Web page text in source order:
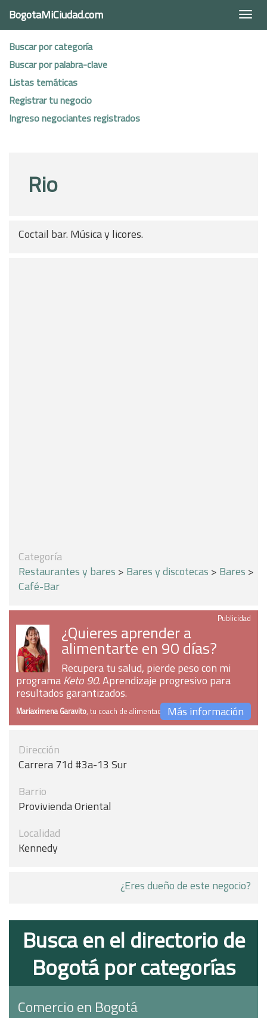
BogotaMiCiudad.com
Buscar por categoría
Buscar por palabra-clave
Listas temáticas
Registrar tu negocio
Ingreso negociantes registrados
Rio
Coctail bar. Música y licores.
Categoría
Restaurantes y bares > Bares y discotecas > Bares >
Café-Bar
Publicidad
¿Quieres aprender a
alimentarte en 90 días?
Recupera tu salud, pierde peso con mi
programaKeto 90. Aprendizaje progresivo para
resultados garantizados.
Mariaximena Garavito, tu coach de alimentaciónMás información
Dirección
Carrera 71d #3a-13 Sur
Barrio
Provivienda Oriental
Localidad
Kennedy
¿Eres dueño de este negocio?
Busca en el directorio de
Bogotá por categorías
Comercio en Bogotá